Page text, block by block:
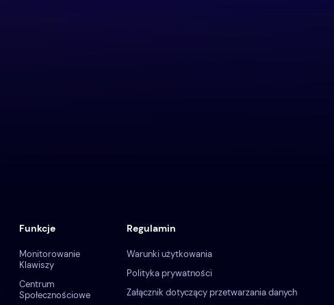
Regulamin
Warunki użytkowania
Polityka prywatności
Załącznik dotyczący przetwarzania danych
Funkcje
Monitorowanie
Klawiszy
Centrum
Społecznościowe